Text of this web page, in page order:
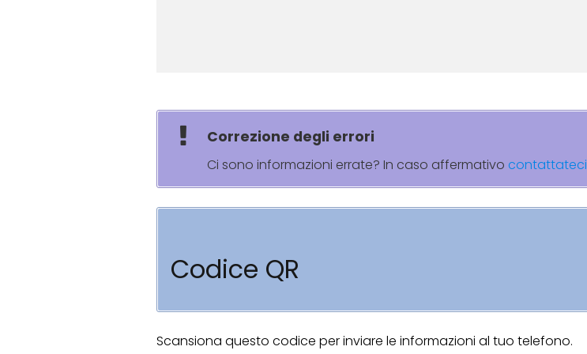
Correzione degli errori
Ci sono informazioni errate? In caso affermativo contattateci
Codice QR
Scansiona questo codice per inviare le informazioni al tuo telefono.